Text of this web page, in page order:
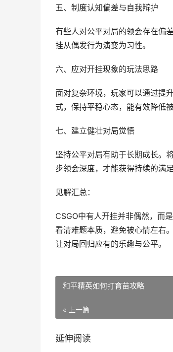
五、制度认知偏差与自我辩护
有些人对公平对局的领会存在偏
挂从偶发行为演变为习性。
六、应对开挂现象的玩法思路
面对复杂环境，玩家可以通过提
式，保持平稳心态，能有效降低
七、建立健壮对局觉悟
坚持公平对局有助于长期成长。
步领会深度，才能获得持续的满足
见解汇总：
CSGO中有人开挂并非偶然，而
看清难题本质，避免被心情左右
让对局回归应有的乐趣与公平。
和平精英如何打育苗攻略
« 上一篇
延伸阅读